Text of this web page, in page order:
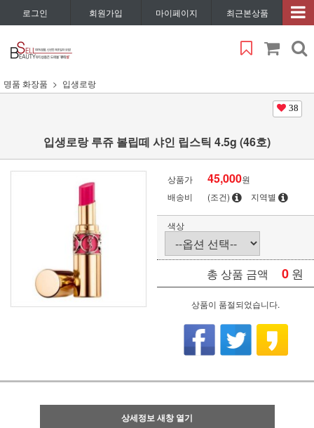
로그인 회원가입 마이페이지 최근본상품
명품 화장품 입생로랑
38
입생로랑 루쥬 볼립떼 샤인 립스틱 4.5g (46호)
상품가 45,000원
배송비
(조건) 지역별
색상
총 상품 금액 0 원
상품이 품절되었습니다.
상세정보 새창 열기